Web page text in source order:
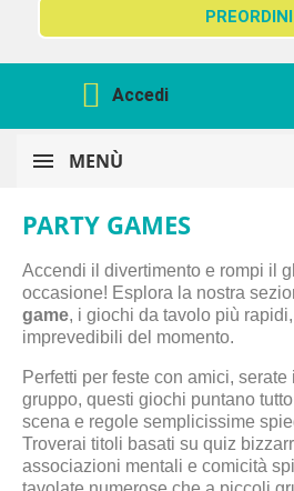
PREORDINI
Accedi
MENÙ
PARTY GAMES
Accendi il divertimento e rompi il
occasione! Esplora la nostra
game, i giochi da tavolo più
imprevedibili del momento.
Perfetti per feste con amici,
gruppo, questi giochi puntano
scena e regole semplicissime
Troverai titoli basati su quiz
associazioni mentali e comicità